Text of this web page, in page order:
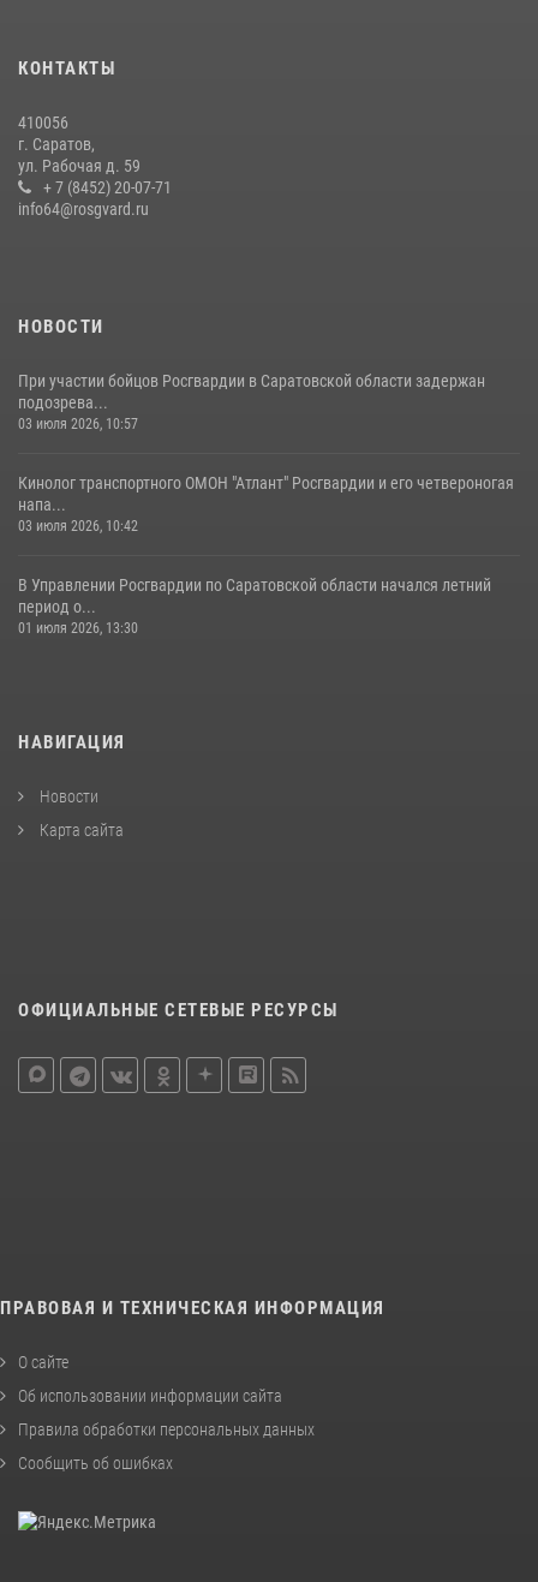
28 июля 2026, 13:25
В Саратове командир СОБР «Волкодав» и ветеран
спецподразделения МВД провели совместный урок мужества для
семей сотрудников Росгвардии.
05 августа 2026, 12:55
07 августа 2026, 11:35
КОНТАКТЫ
410056
г. Саратов,
ул. Рабочая д. 59
+ 7 (8452) 20-07-71
info64@rosgvard.ru
НОВОСТИ
При участии бойцов Росгвардии в Саратовской области задержан
подозрева...
03 июля 2026, 10:57
Кинолог транспортного ОМОН "Атлант" Росгвардии и его четвероногая
напа...
03 июля 2026, 10:42
В Управлении Росгвардии по Саратовской области начался летний
период о...
01 июля 2026, 13:30
НАВИГАЦИЯ
Новости
Карта сайта
ОФИЦИАЛЬНЫЕ СЕТЕВЫЕ РЕСУРСЫ
ПРАВОВАЯ И ТЕХНИЧЕСКАЯ ИНФОРМАЦИЯ
О сайте
Об использовании информации сайта
Правила обработки персональных данных
Сообщить об ошибках